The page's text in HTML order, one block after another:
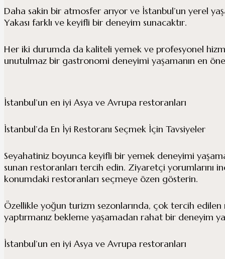
Daha sakin bir atmosfer arıyor ve İstanbul’un yerel
Yakası farklı ve keyifli bir deneyim sunacaktır.
Her iki durumda da kaliteli yemek ve profesyonel
unutulmaz bir gastronomi deneyimi yaşamanın en
İstanbul’un en iyi Asya ve Avrupa restoranları
İstanbul’da En İyi Restoranı Seçmek İçin Tavsiyeler
Seyahatiniz boyunca keyifli bir yemek deneyimi
sunan restoranları tercih edin. Ziyaretçi yorumlarını
konumdaki restoranları seçmeye özen gösterin.
Özellikle yoğun turizm sezonlarında, çok tercih
yaptırmanız bekleme yaşamadan rahat bir deneyim
İstanbul’un en iyi Asya ve Avrupa restoranları